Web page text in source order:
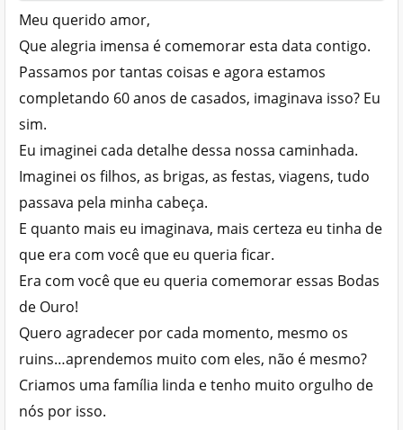
Meu querido amor,
Que alegria imensa é comemorar esta data contigo.
Passamos por tantas coisas e agora estamos
completando 60 anos de casados, imaginava isso? Eu
sim.
Eu imaginei cada detalhe dessa nossa caminhada.
Imaginei os filhos, as brigas, as festas, viagens, tudo
passava pela minha cabeça.
E quanto mais eu imaginava, mais certeza eu tinha de
que era com você que eu queria ficar.
Era com você que eu queria comemorar essas Bodas
de Ouro!
Quero agradecer por cada momento, mesmo os
ruins…aprendemos muito com eles, não é mesmo?
Criamos uma família linda e tenho muito orgulho de
nós por isso.